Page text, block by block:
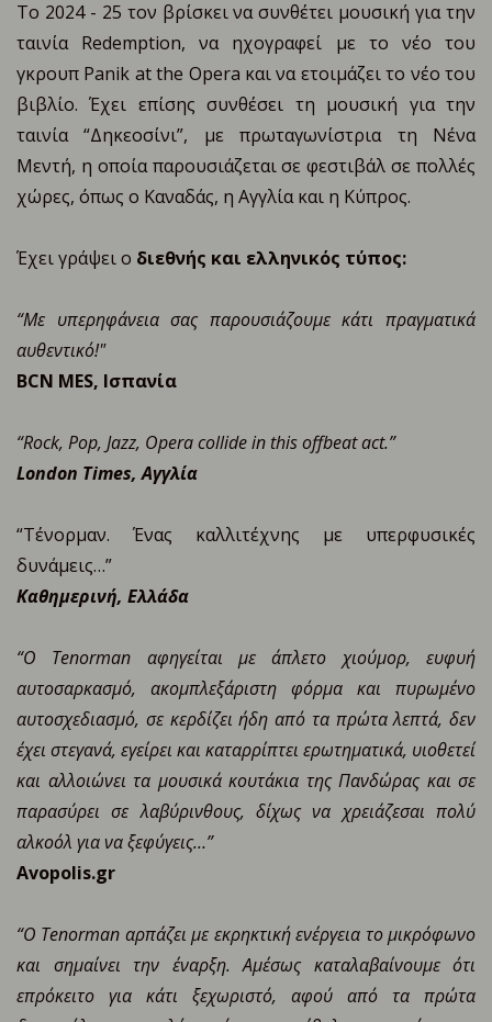
Το 2024 - 25 τον βρίσκει να συνθέτει μουσική για την
ταινία Redemption, να ηχογραφεί με το νέο του
γκρουπ Panik at the Opera και να ετοιμάζει το νέο του
βιβλίο. Έχει επίσης συνθέσει τη μουσική για την
ταινία “Δηκεοσίνι”, με πρωταγωνίστρια τη Νένα
Μεντή, η οποία παρουσιάζεται σε φεστιβάλ σε πολλές
χώρες, όπως ο Καναδάς, η Αγγλία και η Κύπρος.
Έχει γράψει ο διεθνής και ελληνικός τύπος:
“Με υπερηφάνεια σας παρουσιάζουμε κάτι πραγματικά
αυθεντικό!"
BCN MES, Ισπανία
“Rock, Pop, Jazz, Opera collide in this offbeat act.”
London Times, Αγγλία
“Τένορμαν. Ένας καλλιτέχνης με υπερφυσικές
δυνάμεις…”
Καθημερινή, Ελλάδα
“O Tenorman αφηγείται με άπλετο χιούμορ, ευφυή
αυτοσαρκασμό, ακομπλεξάριστη φόρμα και πυρωμένο
αυτοσχεδιασμό, σε κερδίζει ήδη από τα πρώτα λεπτά, δεν
έχει στεγανά, εγείρει και καταρρίπτει ερωτηματικά, υιοθετεί
και αλλοιώνει τα μουσικά κουτάκια της Πανδώρας και σε
παρασύρει σε λαβύρινθους, δίχως να χρειάζεσαι πολύ
αλκοόλ για να ξεφύγεις…”
Avopolis.gr
“Ο Tenorman αρπάζει με εκρηκτική ενέργεια το μικρόφωνο
και σημαίνει την έναρξη. Αμέσως καταλαβαίνουμε ότι
επρόκειτο για κάτι ξεχωριστό, αφού από τα πρώτα